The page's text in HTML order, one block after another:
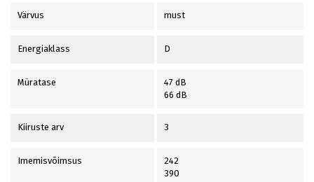
Värvus must
Energiaklass D
Müratase
47 dB
66 dB
Kiiruste arv 3
Imemisvõimsus
242
390